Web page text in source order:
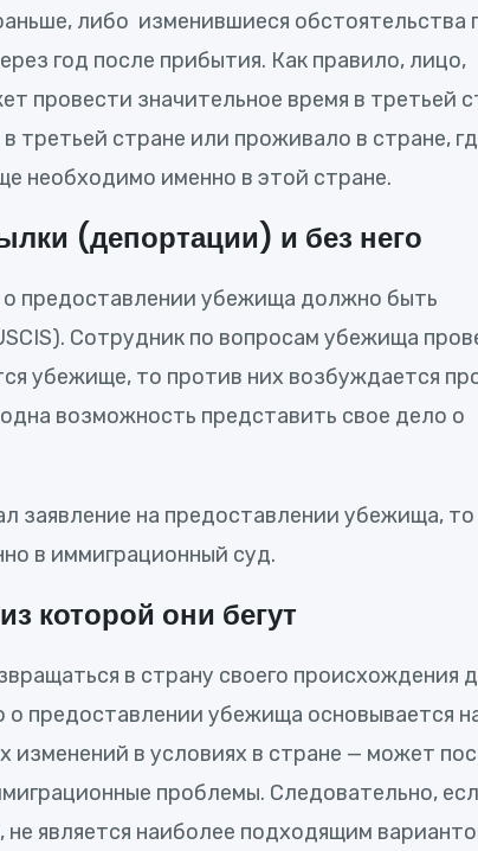
либо изменившиеся обстоятельства
год после прибытия. Как правило, лицо,
значительное время в третьей
стране или проживало в стране,
необходимо именно в этой стране.
(депортации) и без него
о предоставлении убежища должно быть
Сотрудник по вопросам убежища
убежище, то против них возбуждается
возможность представить свое дело о
заявление на предоставлении убежища, то
в иммиграционный суд.
которой они бегут
в страну своего происхождения
предоставлении убежища основывается
в условиях в стране — может
проблемы. Следовательно,
является наиболее подходящим